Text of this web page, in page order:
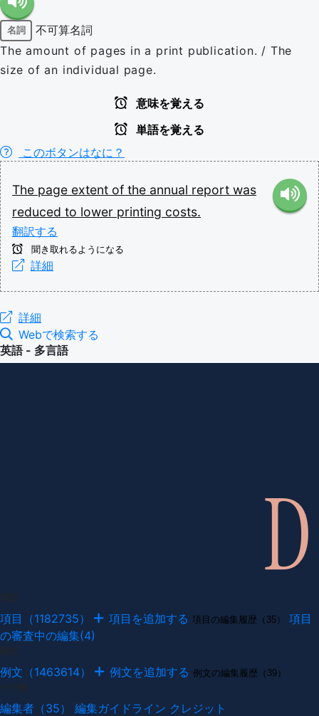
名詞
不可算名詞
The amount of pages in a print publication. / The
size of an individual page.
意味を覚える
単語を覚える
このボタンはなに？
The page extent of the annual report was
reduced to lower printing costs.
翻訳する
聞き取れるようになる
詳細
詳細
Webで検索する
英語 - 多言語
項目（1182735） 項目を追加する 項目の編集履歴（35）
項目
の審査中の編集(4)
例文（1463614） 例文を追加する 例文の編集履歴（39）
編集者（35） 編集ガイドライン クレジット